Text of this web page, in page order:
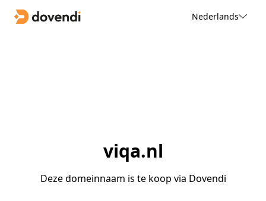
Nederlands
viqa.nl
Deze domeinnaam is te koop via Dovendi